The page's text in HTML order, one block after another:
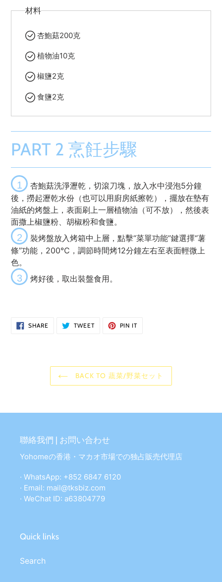
材料
杏鮑菇200克
植物油10克
椒鹽2克
食鹽2克
PART 2 烹飪步驟
1
杏鮑菇洗淨瀝乾，切滾刀塊，放入水中浸泡5分鐘
後，撈起瀝乾水份（也可以用廚房紙擦乾），擺放在墊有
油紙的烤盤上，表面刷上一層植物油（可不放），然後表
面撒上椒鹽粉、胡椒粉和食鹽。
2
裝烤盤放入烤箱中上層，點擊“菜單功能”鍵選擇“薯
條”功能，200℃，調節時間烤12分鐘左右至表面輕微上
色。
3 烤好後，取出裝盤食用。
SHARE SHARE
ON
TWEETTWEET
PIN ITPIN
BACK TO 蔬菜/野菜セット
聯絡我們 | お問い合わせ
Yohomeの香港・マカオ市場での独占販売代理店
· WhatsApp: +852 6847 6120
· Email: mail@tksbiz.com
· WeChat ID: a63804779
Quick links
Search